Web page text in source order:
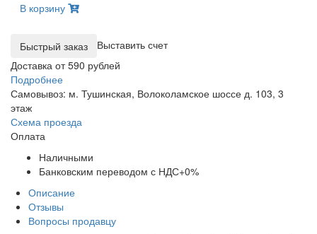
В корзину
Выставить счет
Доставка от 590 рублей
Подробнее
Самовывоз: м. Тушинская, Волоколамское шоссе д. 103, 3
этаж
Схема проезда
Оплата
Наличными
Банковским переводом с НДС+0%
Описание
Отзывы
Вопросы продавцу